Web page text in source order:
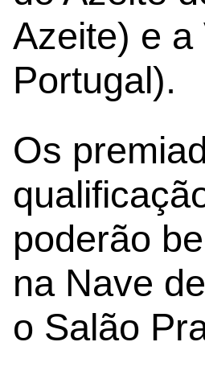
Azeite) e a
Portugal).
Os
poderão
na Nave
o Salão